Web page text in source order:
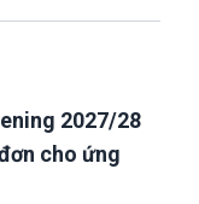
2027/28
cho ứng